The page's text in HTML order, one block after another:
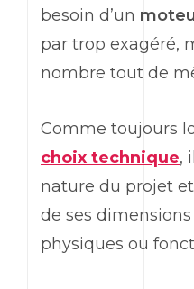
besoin d’un
par trop exagéré,
nombre tout de
Comme toujours
choix technique,
nature du projet
de ses
physiques ou